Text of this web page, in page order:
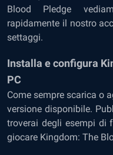
Blood Pledge
rapidamente il nostro
settaggi.
Installa e configura
PC
Come sempre scarica o
versione disponibile.
troverai degli esempi di
giocare Kingdom: The